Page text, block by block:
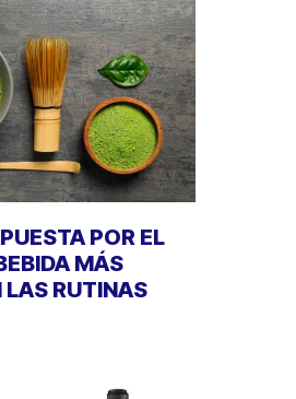
POR EL
MÁS
LAS RUTINAS